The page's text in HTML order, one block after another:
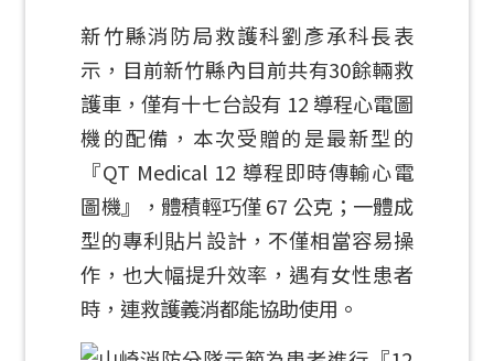
新竹縣消防局救護科劉彥承科長表
示，目前新竹縣內目前共有30餘輛救
護車，僅有十七台設有 12 導程心電圖
機的配備，本次受贈的是最新型的
『QT Medical 12 導程即時傳輸心電
圖機』，體積輕巧僅 67 公克；一體成
型的專利貼片設計，不僅相當容易操
作，也大幅提升效率，遇有女性患者
時，連救護義消都能協助使用。